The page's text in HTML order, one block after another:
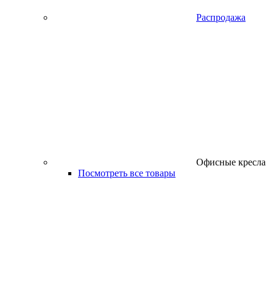
Распродажа
Офисные кресла
Посмотреть все товары